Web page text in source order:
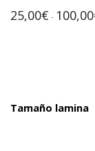
25,00€ - 100,00
Tamaño lamina